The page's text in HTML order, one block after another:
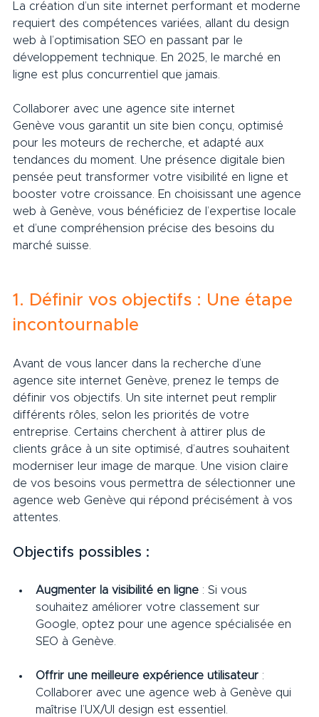
La création d’un site internet performant et moderne
requiert des compétences variées, allant du design
web à l’optimisation SEO en passant par le
développement technique. En 2025, le marché en
ligne est plus concurrentiel que jamais.
Collaborer avec une agence site internet
Genève vous garantit un site bien conçu, optimisé
pour les moteurs de recherche, et adapté aux
tendances du moment. Une présence digitale bien
pensée peut transformer votre visibilité en ligne et
booster votre croissance. En choisissant une agence
web à Genève, vous bénéficiez de l’expertise locale
et d’une compréhension précise des besoins du
marché suisse.
1. Définir vos objectifs : Une étape
incontournable
Avant de vous lancer dans la recherche d’une
agence site internet Genève, prenez le temps de
définir vos objectifs. Un site internet peut remplir
différents rôles, selon les priorités de votre
entreprise. Certains cherchent à attirer plus de
clients grâce à un site optimisé, d’autres souhaitent
moderniser leur image de marque. Une vision claire
de vos besoins vous permettra de sélectionner une
agence web Genève qui répond précisément à vos
attentes.
Objectifs possibles :
Augmenter la visibilité en ligne : Si vous
souhaitez améliorer votre classement sur
Google, optez pour une agence spécialisée en
SEO à Genève.
Offrir une meilleure expérience utilisateur :
Collaborer avec une agence web à Genève qui
maîtrise l’UX/UI design est essentiel.